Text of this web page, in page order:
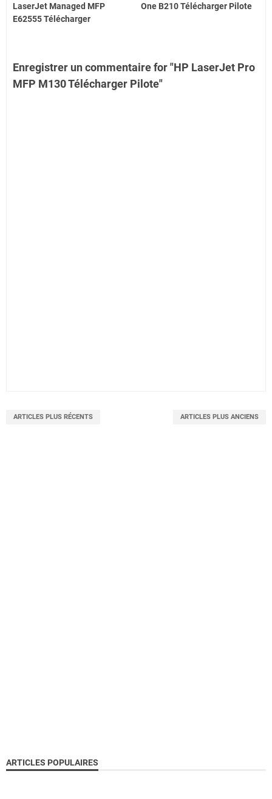
LaserJet Managed MFP
E62555 Télécharger
One B210 Télécharger Pilote
Enregistrer un commentaire for "HP LaserJet Pro
MFP M130 Télécharger Pilote"
ARTICLES PLUS RÉCENTS ARTICLES PLUS ANCIENS
ARTICLES POPULAIRES